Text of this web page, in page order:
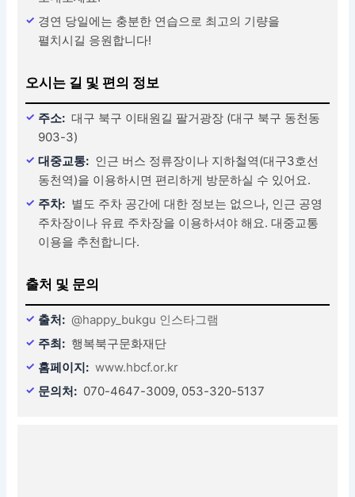
경연 당일에는 충분한 연습으로 최고의 기량을
펼치시길 응원합니다!
오시는 길 및 편의 정보
주소: 대구 북구 이태원길 팔거광장 (대구 북구 동천동
903-3)
대중교통: 인근 버스 정류장이나 지하철역(대구3호선
동천역)을 이용하시면 편리하게 방문하실 수 있어요.
주차: 별도 주차 공간에 대한 정보는 없으나, 인근 공영
주차장이나 유료 주차장을 이용하셔야 해요. 대중교통
이용을 추천합니다.
출처 및 문의
출처: @happy_bukgu 인스타그램
주최: 행복북구문화재단
홈페이지: www.hbcf.or.kr
문의처: 070-4647-3009, 053-320-5137